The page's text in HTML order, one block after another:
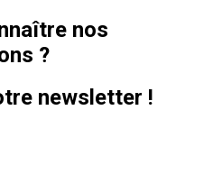
nos
?
newsletter !